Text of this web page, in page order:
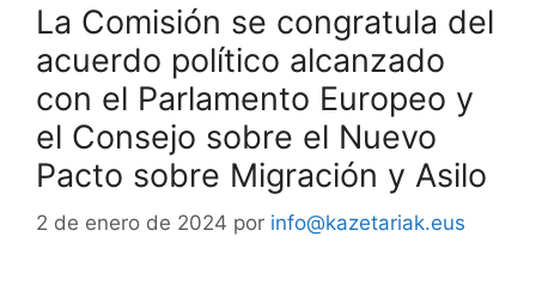
La Comisión se congratula del
acuerdo político alcanzado
con el Parlamento Europeo y
el Consejo sobre el Nuevo
Pacto sobre Migración y Asilo
2 de enero de 2024 por info@kazetariak.eus